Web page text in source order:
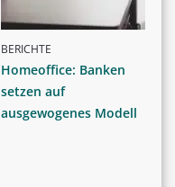
BERICHTE
Homeoffice: Banken
setzen auf
ausgewogenes Modell